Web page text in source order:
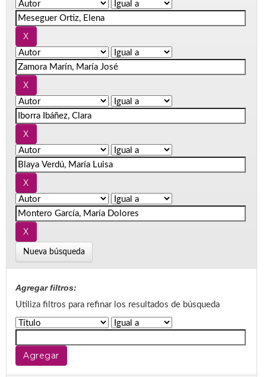
Nueva búsqueda
Agregar filtros:
Utiliza filtros para refinar los resultados de búsqueda